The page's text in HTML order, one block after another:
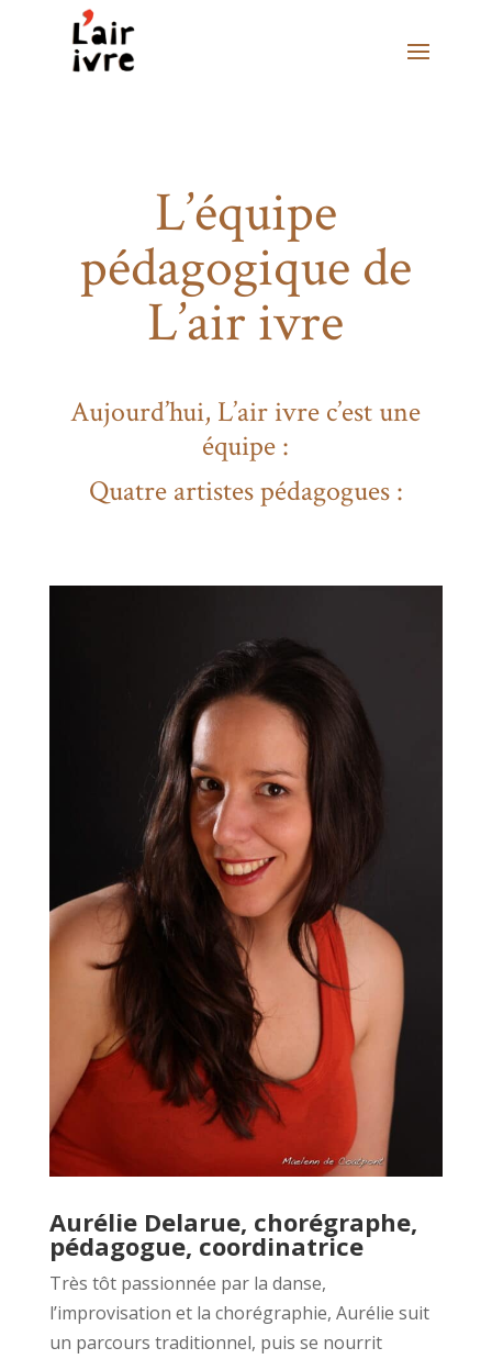
L’équipe
pédagogique de
L’air ivre
Aujourd’hui, L’air ivre c’est une
équipe :
Quatre artistes pédagogues :
Aurélie Delarue, chorégraphe,
pédagogue, coordinatrice
Très tôt passionnée par la danse,
l’improvisation et la chorégraphie, Aurélie suit
un parcours traditionnel, puis se nourrit